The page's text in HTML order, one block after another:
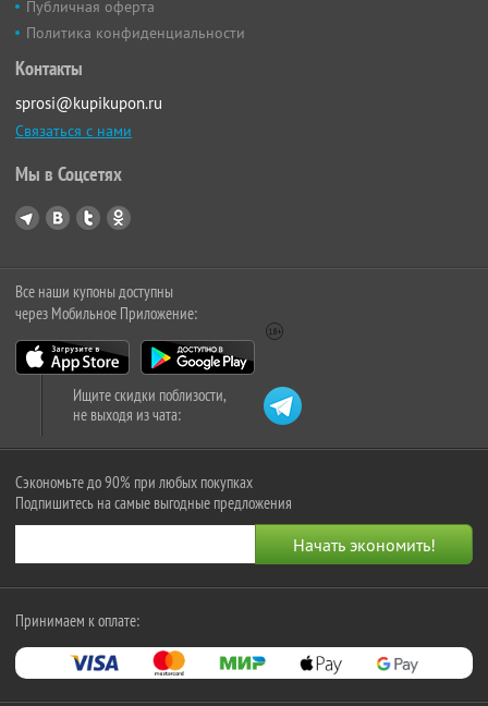
Публичная оферта
Политика конфиденциальности
Контакты
sprosi@kupikupon.ru
Связаться с нами
Мы в Соцсетях
Все наши купоны доступны
через Мобильное Приложение:
Ищите скидки поблизости,
не выходя из чата:
Сэкономьте до 90% при любых покупках
Подпишитесь на самые выгодные предложения
Принимаем к оплате: